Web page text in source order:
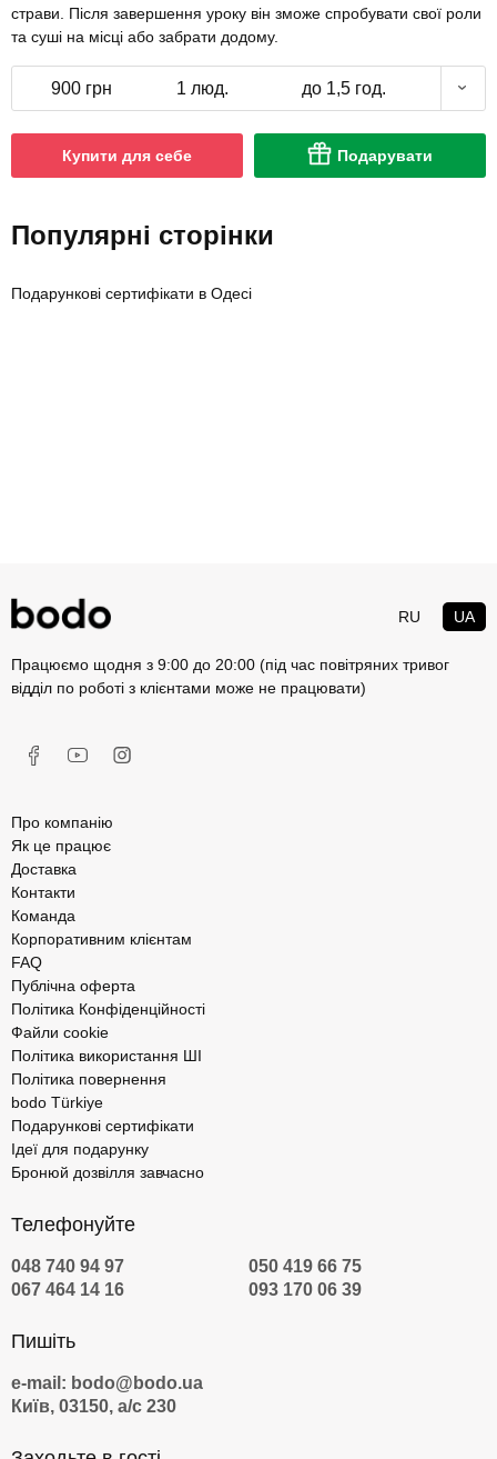
страви. Після завершення уроку він зможе спробувати свої роли
та суші на місці або забрати додому.
900 грн 1 люд. до 1,5 год.
Купити для себе Подарувати
Популярні сторінки
Подарункові сертифікати в Одесі
RU UA
Працюємо щодня з 9:00 до 20:00 (під час повітряних тривог
відділ по роботі з клієнтами може не працювати)
Про компанію
Як це працює
Доставка
Контакти
Команда
Корпоративним клієнтам
FAQ
Публічна оферта
Політика Конфіденційності
Файли cookie
Політика використання ШІ
Політика повернення
bodo Türkiye
Подарункові сертифікати
Ідеї для подарунку
Бронюй дозвілля завчасно
Телефонуйте
048 740 94 97
050 419 66 75
067 464 14 16
093 170 06 39
Пишіть
e-mail: bodo@bodo.ua
Київ, 03150, а/с 230